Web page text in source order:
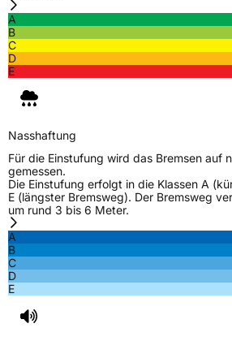
A
B
C
D
E
Nasshaftung
Für die Einstufung wird das Bremsen auf
gemessen.
Die Einstufung erfolgt in die Klassen A
E (längster Bremsweg). Der Bremsweg
um rund 3 bis 6 Meter.
A
B
C
D
E